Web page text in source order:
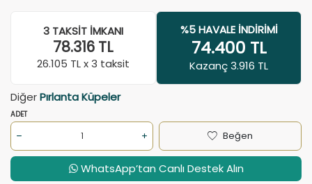
3 TAKSIT İMKANI
78.316 TL
26.105 TL x 3 taksit
%5 HAVALE İNDIRIMI
74.400 TL
Kazanç 3.916 TL
DiğerPırlanta Küpeler
ADET
Beğen
WhatsApp’tan Canlı Destek Alın